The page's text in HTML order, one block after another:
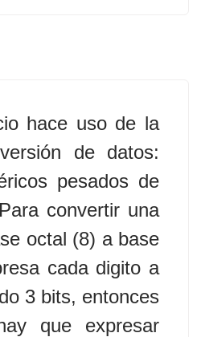
con
Ξ
Ξ
(burbuja,
Ξ
hace uso de la
de datos:
pesados de
convertir una
octal (8) a base
cada digito a
3 bits, entonces
que expresar